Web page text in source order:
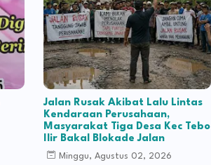
Jalan Rusak Akibat Lalu Lintas
Kendaraan Perusahaan,
Masyarakat Tiga Desa Kec Tebo
Ilir Bakal Blokade Jalan
Minggu, Agustus 02, 2026